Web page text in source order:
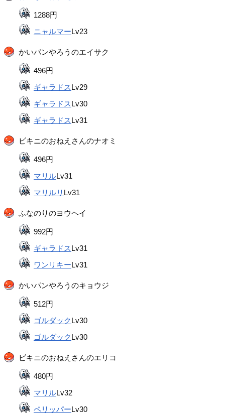
1288円
ニャルマーLv23
かいパンやろうのエイサク
496円
ギャラドスLv29
ギャラドスLv30
ギャラドスLv31
ビキニのおねえさんのナオミ
496円
マリルLv31
マリルリ Lv31
ふなのりのヨウヘイ
992円
ギャラドスLv31
ワンリキーLv31
かいパンやろうのキョウジ
512円
ゴルダックLv30
ゴルダックLv30
ビキニのおねえさんのエリコ
480円
マリルLv32
ペリッパーLv30